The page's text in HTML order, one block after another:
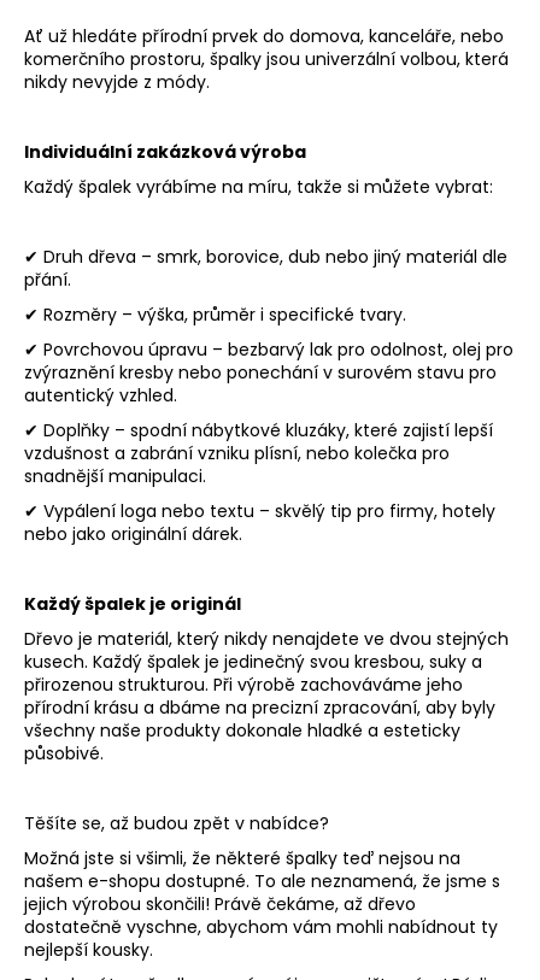
Ať už hledáte přírodní prvek do domova, kanceláře, nebo
komerčního prostoru, špalky jsou univerzální volbou, která
nikdy nevyjde z módy.
Individuální zakázková výroba
Každý špalek vyrábíme na míru, takže si můžete vybrat:
✔ Druh dřeva – smrk, borovice, dub nebo jiný materiál dle
přání.
✔ Rozměry – výška, průměr i specifické tvary.
✔ Povrchovou úpravu – bezbarvý lak pro odolnost, olej pro
zvýraznění kresby nebo ponechání v surovém stavu pro
autentický vzhled.
✔ Doplňky – spodní nábytkové kluzáky, které zajistí lepší
vzdušnost a zabrání vzniku plísní, nebo kolečka pro
snadnější manipulaci.
✔ Vypálení loga nebo textu – skvělý tip pro firmy, hotely
nebo jako originální dárek.
Každý špalek je originál
Dřevo je materiál, který nikdy nenajdete ve dvou stejných
kusech. Každý špalek je jedinečný svou kresbou, suky a
přirozenou strukturou. Při výrobě zachováváme jeho
přírodní krásu a dbáme na precizní zpracování, aby byly
všechny naše produkty dokonale hladké a esteticky
působivé.
Těšíte se, až budou zpět v nabídce?
Možná jste si všimli, že některé špalky teď nejsou na
našem e-shopu dostupné. To ale neznamená, že jsme s
jejich výrobou skončili! Právě čekáme, až dřevo
dostatečně vyschne, abychom vám mohli nabídnout ty
nejlepší kousky.